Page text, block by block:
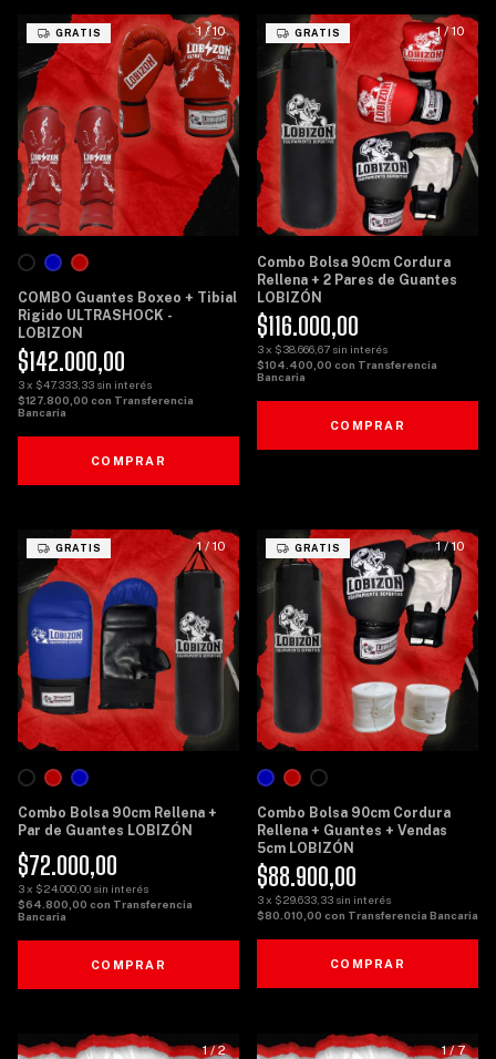
1/10
GRATIS
COMBO Guantes Boxeo + Tibial
Rigido ULTRASHOCK -
LOBIZON
$142.000,00
3x $47.333,33 sin interés
$127.800,00 con Transferencia
Bancaria
COMPRAR
1/10
GRATIS
Combo Bolsa 90cm Cordura
Rellena + 2 Pares de Guantes
LOBIZÓN
$116.000,00
3x $38.666,67 sin interés
$104.400,00 con Transferencia
Bancaria
COMPRAR
1/ 10
GRATIS
Combo Bolsa 90cm Rellena +
Par de Guantes LOBIZÓN
$72.000,00
3x $24.000,00 sin interés
$64.800,00 con Transferencia
Bancaria
COMPRAR
1/10
GRATIS
Combo Bolsa 90cm Cordura
Rellena + Guantes + Vendas
5cm LOBIZÓN
$88.900,00
3x $29.633,33 sin interés
$80.010,00 con Transferencia Bancaria
COMPRAR
1/2 1/7